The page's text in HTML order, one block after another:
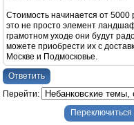
Стоимость начинается от 5000
это не просто элемент
грамотном уходе они будут
можете приобрести их с
Москве и Подмосковье.
Ответить
Перейти: